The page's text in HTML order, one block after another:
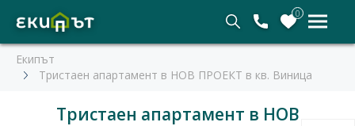
0
Екипът
Тристаен апартамент в НОВ ПРОЕКТ в кв. Виница
Тристаен апартамент в НОВ